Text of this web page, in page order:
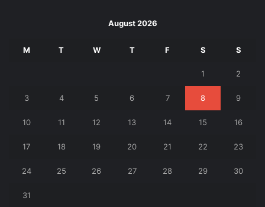
August 2026
M T W T F S S
1 2
3 4 5 6 7 8 9
10 11 12 13 14 15 16
17 18 19 20 21 22 23
24 25 26 27 28 29 30
31